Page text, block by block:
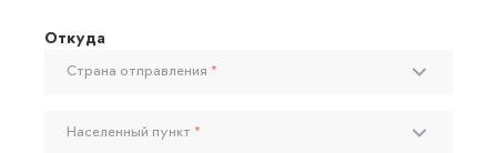
Откуда
Страна отправления *
Населенный пункт *